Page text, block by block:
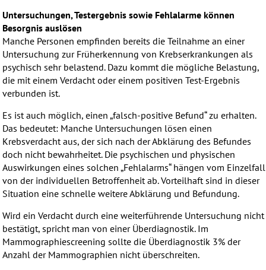
Untersuchungen, Testergebnis sowie Fehlalarme können
Besorgnis auslösen
Manche Personen empfinden bereits die Teilnahme an einer
Untersuchung zur Früherkennung von Krebserkrankungen als
psychisch sehr belastend. Dazu kommt die mögliche Belastung,
die mit einem Verdacht oder einem positiven Test-Ergebnis
verbunden ist.
Es ist auch möglich, einen „falsch-positive Befund“ zu erhalten.
Das bedeutet: Manche Untersuchungen lösen einen
Krebsverdacht aus, der sich nach der Abklärung des Befundes
doch nicht bewahrheitet. Die psychischen und physischen
Auswirkungen eines solchen „Fehlalarms“ hängen vom Einzelfall
von der individuellen Betroffenheit ab. Vorteilhaft sind in dieser
Situation eine schnelle weitere Abklärung und Befundung.
Wird ein Verdacht durch eine weiterführende Untersuchung nicht
bestätigt, spricht man von einer Überdiagnostik. Im
Mammographiescreening sollte die Überdiagnostik 3% der
Anzahl der Mammographien nicht überschreiten.